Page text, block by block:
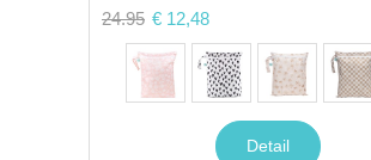
24.95 € 12,48
Detail